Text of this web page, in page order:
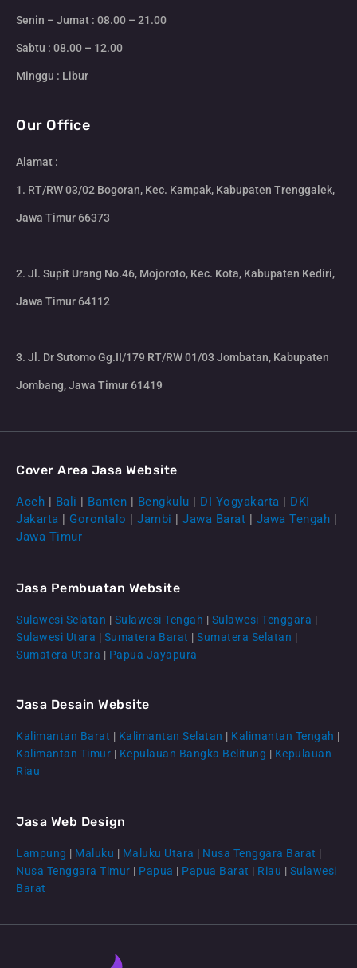
CS Lenteraweb
Senin – Jumat : 08.00 – 21.00
Sabtu : 08.00 – 12.00
Minggu : Libur
Our Office
Alamat :
1. RT/RW 03/02 Bogoran, Kec. Kampak, Kabupaten Trenggalek,
Jawa Timur 66373
2. Jl. Supit Urang No.46, Mojoroto, Kec. Kota, Kabupaten Kediri,
Jawa Timur 64112
3. Jl. Dr Sutomo Gg.II/179 RT/RW 01/03 Jombatan, Kabupaten
Jombang, Jawa Timur 61419
Cover Area Jasa Website
Aceh | Bali | Banten | Bengkulu | DI Yogyakarta | DKI
Jakarta | Gorontalo | Jambi | Jawa Barat | Jawa Tengah |
Jawa Timur
Jasa Pembuatan Website
Sulawesi Selatan | Sulawesi Tengah | Sulawesi Tenggara |
Sulawesi Utara | Sumatera Barat | Sumatera Selatan |
Sumatera Utara | Papua Jayapura
Jasa Desain Website
Kalimantan Barat | Kalimantan Selatan | Kalimantan Tengah |
Kalimantan Timur | Kepulauan Bangka Belitung | Kepulauan
Riau
Jasa Web Design
Lampung | Maluku | Maluku Utara | Nusa Tenggara Barat |
Nusa Tenggara Timur | Papua | Papua Barat | Riau | Sulawesi
Barat